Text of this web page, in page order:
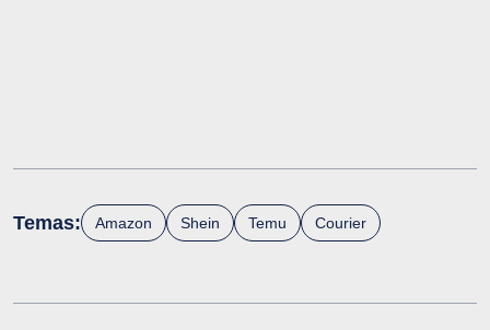
Temas: Amazon Shein Temu Courier